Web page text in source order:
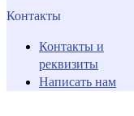
Контакты
Контакты и
реквизиты
Написать нам